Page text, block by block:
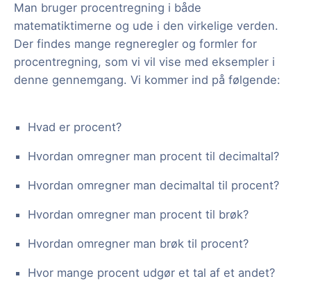
Man bruger procentregning i både
matematiktimerne og ude i den virkelige verden.
Der findes mange regneregler og formler for
procentregning, som vi vil vise med eksempler i
denne gennemgang. Vi kommer ind på følgende:
Hvad er procent?
Hvordan omregner man procent til decimaltal?
Hvordan omregner man decimaltal til procent?
Hvordan omregner man procent til brøk?
Hvordan omregner man brøk til procent?
Hvor mange procent udgør et tal af et andet?